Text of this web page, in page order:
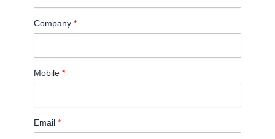
Company *
Mobile *
Email *